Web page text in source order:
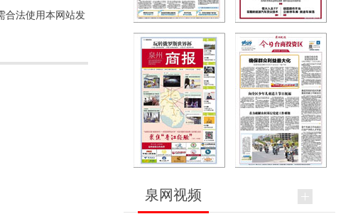
合法使用本网站发
泉网视频